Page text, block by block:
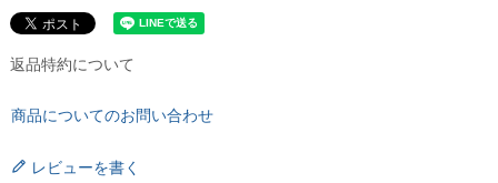
返品特約について
商品についてのお問い合わせ
レビューを書く